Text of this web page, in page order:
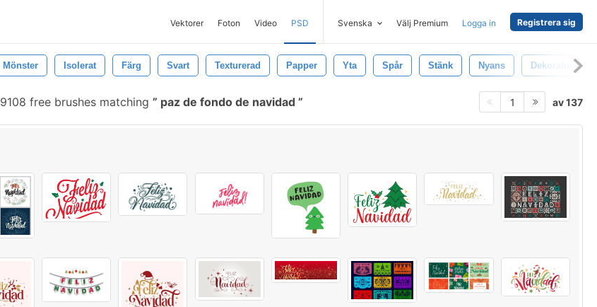
Vektorer Foton Video PSD Svenska Välj Premium Logga in Registrera sig
Mönster Isolerat Färg Svart Texturerad Papper Yta Spår Stänk Nyans Dekoration
9108 free brushes matching paz de fondo de navidad 1 av 137